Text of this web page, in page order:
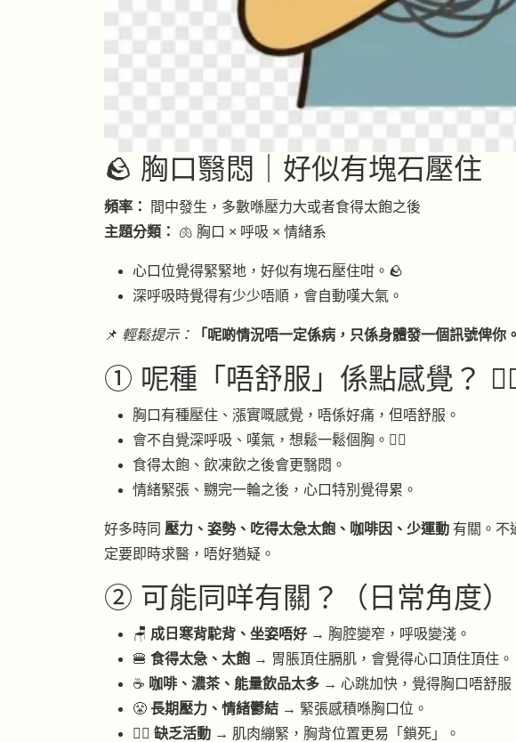
🪨 胸口翳悶｜好似有塊石壓住
頻率：
間中發生，多數喺壓力大或者食得太飽之後
主題分類：
🫁 胸口 × 呼吸 × 情緒系
心口位覺得緊緊地，好似有塊石壓住咁。🪨
深呼吸時覺得有少少唔順，會自動嘆大氣。
📌 輕鬆提示： 「呢啲情況唔一定係病，只係身體發一個訊號俾你。
① 呢種「唔舒服」係點感覺？
胸口有種壓住、漲實嘅感覺，唔係好痛，但唔舒服。
會不自覺深呼吸、嘆氣，想鬆一鬆個胸。😮‍💨
食得太飽、飲凍飲之後會更翳悶。
情緒緊張、嬲完一輪之後，心口特別覺得累。
好多時同 壓力、姿勢、吃得太急太飽、咖啡因、少運動 有關。不
定要即時求醫，唔好猶疑。
② 可能同咩有關？（日常角度）
🪑 成日寒背駝背、坐姿唔好 → 胸腔變窄，呼吸變淺。
🍔 食得太急、太飽 → 胃脹頂住膈肌，會覺得心口頂住頂住。
☕ 咖啡、濃茶、能量飲品太多 → 心跳加快，覺得胸口唔舒服
😤 長期壓力、情緒鬱結 → 緊張感積喺胸口位。
🚶‍♀️ 缺乏活動 → 肌肉繃緊，胸背位置更易「鎖死」。